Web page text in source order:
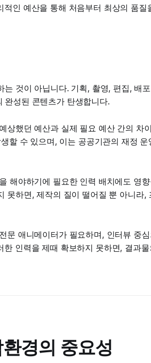
인 예산을 통해 처음부터 최상의 품질
는 것이 아닙니다. 기획, 촬영, 편집, 배
완성된 콘텐츠가 탄생합니다.
상했던 예산과 실제 필요 예산 간의 차
할 수 있으며, 이는 공공기관의 재정 운
해야하기에 필요한 인력 배치에도 영
못하면, 제작의 질이 떨어질 뿐 아니라,
문 애니메이터가 필요하며, 인터뷰 중
인력을 제때 확보하지 못하면, 결과
경의 중요성